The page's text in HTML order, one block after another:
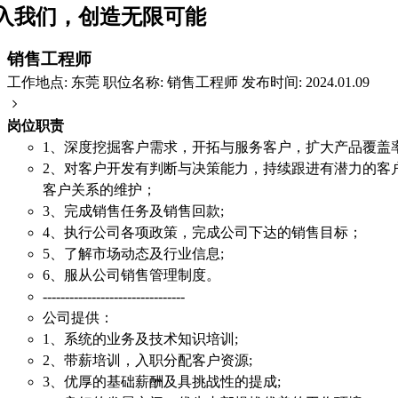
我们，创造无限可能
销售工程师
工作地点: 东莞 职位名称: 销售工程师 发布时间: 2024.01.09
岗位职责
1、深度挖掘客户需求，开拓与服务客户，扩大产品覆盖
2、对客户开发有判断与决策能力，持续跟进有潜力的客
客户关系的维护；
3、完成销售任务及销售回款;
4、执行公司各项政策，完成公司下达的销售目标；
5、了解市场动态及行业信息;
6、服从公司销售管理制度。
--------------------------------
公司提供：
1、系统的业务及技术知识培训;
2、带薪培训，入职分配客户资源;
3、优厚的基础薪酬及具挑战性的提成;